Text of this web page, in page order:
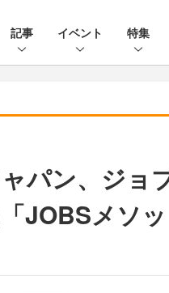
記事 イベント 特集
パン、ジョ
JOBSメソ